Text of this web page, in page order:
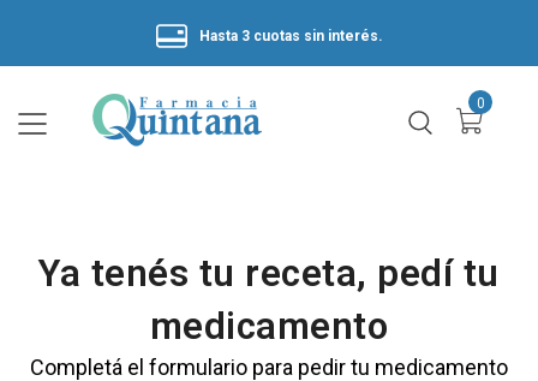
Hasta 3 cuotas sin interés.
Ya tenés tu receta, pedí tu
medicamento
Completá el formulario para pedir tu medicamento